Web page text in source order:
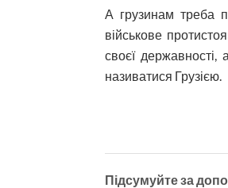
А грузинам треба
військове
своєї
називатися Грузією.
Підсумуйте за